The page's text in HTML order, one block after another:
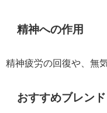
精神への作用
精神疲労の回復や、無
おすすめブレンド